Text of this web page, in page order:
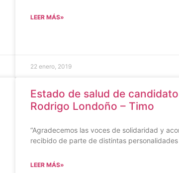
LEER MÁS»
22 enero, 2019
Estado de salud de
Rodrigo Londoño – Timo
“Agradecemos las voces de solidaridad y
recibido de parte de distintas personalidades
LEER MÁS»